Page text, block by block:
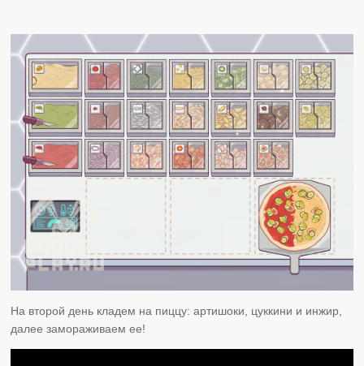
На второй день кладем на пиццу: артишоки, цуккини и инжир,
далее замораживаем ее!